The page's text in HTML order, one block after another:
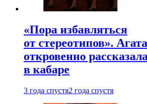
«Пора избавляться
от стереотипов».
откровенно
в кабаре
3 года спустя2 года спустя